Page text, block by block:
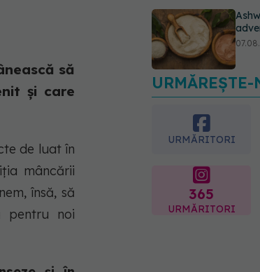
să
și care
de luat în
mâncării
însă, să
pentru noi
Ți-ai
cu
URMĂRITORI
365
URMĂRITORI